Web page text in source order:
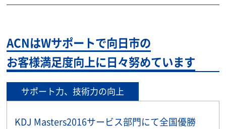
ACNはWサポートで向日市の
お客様満足度向上に日々努めています
サポート力、技術力の向上
KDJ Masters2016サービス部門にて全国優勝